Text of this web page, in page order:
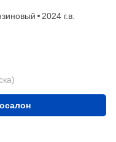
2024 г.в.